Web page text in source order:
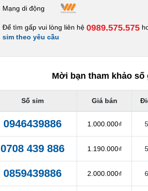
Mạng di động
Để tìm gấp vui lòng liên hệ 0989.575.575
sim theo yêu cầu
Mời bạn tham khảo
Số sim Giá bán
0946439886 1.000.000₫
0708 439 886 1.190.000₫
0859439886 2.000.000₫